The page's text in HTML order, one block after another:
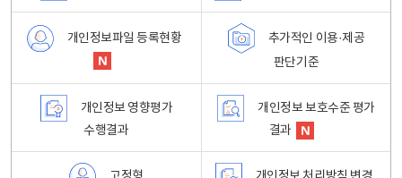
개인정보파일 등록현황
추가적인 이용·제공
판단기준
개인정보 영향평가
수행결과
개인정보 보호수준 평가
결과